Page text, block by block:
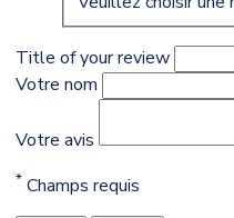
Title of your review
Votre nom
Votre avis
* Champs requis